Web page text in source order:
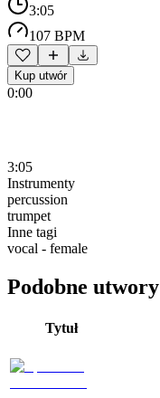
3:05
107 BPM
Kup utwór
0:00
3:05
Instrumenty
percussion
trumpet
Inne tagi
vocal - female
Podobne utwory
Tytuł